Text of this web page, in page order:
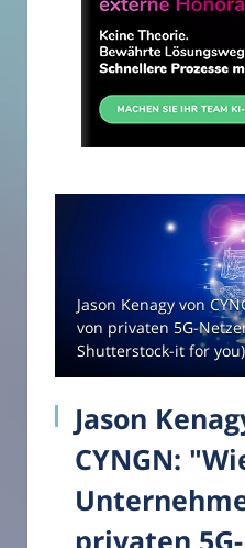
Jason Kenagy von
von privaten 5G-
Shutterstock-it for you)
Jason
CYNGN:
privaten